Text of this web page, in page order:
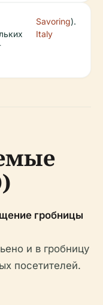
Savoring
Italy
).
гробницы
и в гробницу
посетителей.